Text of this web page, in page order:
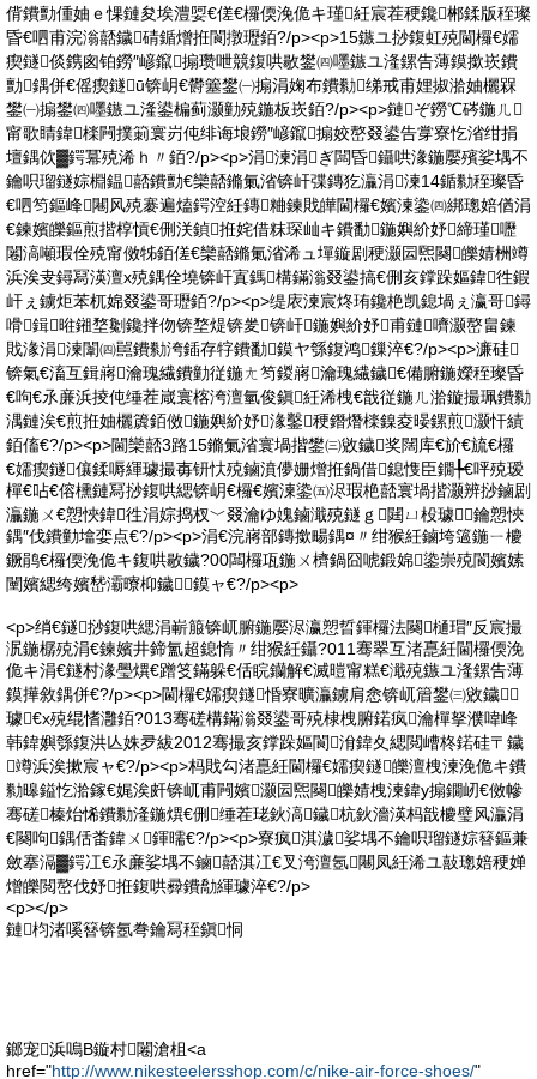
偝鐨勯偅妯ｅ惈鏈夋埃澧娿€傞€欏偄浼佹キ瑾紝宸茬稉鑱郴鍒版秷璨
昏€呬甫浣滃嚭鐬碃鍎熷拰閬撴瓑銆?/p><p>15鏃ユ挱鍑虹殑閫欏€嬬
瘈鐩倓鎸囪铂鐒″嵃鑹搧瓒呭競鍑哄敭鐢㈣嚜鏃ユ湰鏍告薄鏌撳崁鐨
勯鍝併€傜瘈鐩ū锛岄€欎簺鐢㈠搧涓婅布鐨勬绨戒甫娌掓湁妯欐槑
鐢㈠搧鐢㈣嚜鏃ユ湰鍙楄蓟灏勭殑鍦板崁銆?/p><p>鏈ぞ鐒℃硶鍦ㄦ
甯歌睛鍏檪闁撲箣寰岃伅绯诲埌鐒″嵃鑹搧姣嶅叕鍙告牚寮忔渻绀捐
壇鍝佽▓鍔冪殑浠ｈ〃銆?/p><p>涓湅涓ぎ闆昏鑷哄湪鍦嬮殯娑堣不
鑰呮瑠鐩婃棩鎾嚭鐨勯€欒嚭鏅氭渻锛屽弽鏄犵灜涓湅14鍎勬秷璨昏
€呬笉鏂峰闀风殑褰遍熆鍔涳紝鏄粬鍊戝皣閫欏€嬪湅鍌㈣綁璁婄偤涓
€鍊嬪皪鏂煎揩椁愩€侀浂鍞拰姹借粖琛屾キ鐨勫鍦嬩紒妤締瑾嚦
闂滈噸瑕佺殑甯傚牬銆傞€欒嚭鏅氭渻浠ュ墠鏇剧稉灏囩煕闋皪婧栦竴
浜涘叏鐞冩渶澶х殑鍝佺墝锛屽寘鎷構鏋滃叕鍙搞€侀亥鐣跺嫗鍏徃鍜
屽ぇ鐪炬苯杌婂叕鍙哥瓑銆?/p><p>缇庡湅宸炵珛鑱栬凯鎴堝ぇ瀛哥鐞
嗗鍓暀鎺堥劖鑱拌伆锛堥煶锛夎锛屽鍦嬩紒妤甫鏈嚌灏嶅畠鍊
戝湪涓湅闈㈣嚚鐨勬洿鍤存牸鐨勫鏌ヤ綔鍑鸿鏁淬€?/p><p>濂硅
锛氣€滀互鍓嶈瀹瑰繊鐨勭従鍦ㄤ笉鍐嶈瀹瑰繊鐬€備腑鍦嬫秷璨昏
€呴€氶亷浜掕伅缍茬嵅寰楁洿澶氫俊鎭紝浠栧€戠従鍦ㄦ湁鏇撮珮鐨勬
湡鏈涘€煎拰妯欐簴銆傚鍦嬩紒妤湪鑿稉鐕熸檪鎳夌暥鏍煎灏忓績
銆傗€?/p><p>閫欒嚭3路15鏅氭渻寰堝揩鐢㈢敓鐬奖闊库€斺€旈€欏
€嬬瘈鐩儴鍒嗕緷璩撮毐钘忕殑鏀濆儚姗熷拰鍋借鎴愯臣鐗╄€呯殑瑷
樿€呫€傛櫄鏈冩挱鍑哄緦锛岄€欏€嬪湅鍌㈤浕瑕栬嚭寰堝揩灏辨挱鏀剧
灜鍦ㄨ€愬悏鍏徃涓婃捣杈﹀叕瀹ゆ媿鏀濈殑鐩ｇ閮ㄩ杸璩鑰愬悏
鍝″伐鐨勭墖娈点€?/p><p>涓€浣嶈部鏄撳畼鍝¤〃绀猴紝鏀垮簻鍦ㄧ櫦
鐝鹃€欏偄浼佹キ鍑哄敭鐬?00闆欏瓨鍦ㄨ櫅鍋囧唬鍛婂鍌崇殑閬嬪嫊
闉嬪緦绔嬪嵆灞曢枊鐬鏌ャ€?/p><p>
<p>绡€鐩挱鍑哄緦涓嶄箙锛屼腑鍦嬮浕瀛愬晢鍕欏法闋樋瑁″反宸撮
泦鍦樼殑涓€鍊嬪井鍗氳超鎴惰〃绀猴紝鑷?011骞翠互渚嗭紝閫欏偄浼
佹キ涓€鐩村湪璺熼€蹭笅鏋躲€佸睆钄解€滅暟甯糕€濈殑鏃ユ湰鏍告薄
鏌撶敘鍝併€?/p><p>閫欏€嬬瘈鐩惛寮曠灜鐪肩悆锛屼篃鐢㈢敓鐬
璩€х殑绲愭灉銆?013骞磋構鏋滃叕鍙哥殑棣栧腑鍩疯瀹樿拏濮喡峰
韩鍏嬩綔鍑洪亾姝夛紱2012骞撮亥鐣跺嫗閬洕鍏夊緦閲嶆柊鍩硅〒鐬
竴浜涘摗宸ャ€?/p><p>杩戝勾渚嗭紝閫欏€嬬瘈鐩皪澶栧湅浼佹キ鐨
勬暤鎰忔湁鎵€娓涘皯锛屼甫闁嬪灏囩煕闋皪婧栧湅鍏у搧鐗屻€傚幓
骞磋榛炲悕鐨勬湰鍦熼€侀缍茬珯鈥滈鐬杭鈥濇渶杩戠櫦璧风灜涓
€闋呴鍝佸畨鍏ㄨ鍕曘€?/p><p>寮疯淇濊娑堣不鑰呮瑠鐩婃簮鏂兼
斂搴滆▓鍔冮€氶亷娑堣不鏀嚭淇冮€叉洿澶氬闀凤紝浠ユ敼璁婄稉婵
熷皪閲嶅伐妤拰鍑哄彛鐨勪緷璩淬€?/p>
<p></p>
鏈枃渚嗘簮锛氬弮鑰冩秷鎭恫
鎯宠浜嗚В鏇村闂滄柤<a
href="http://www.nikesteelersshop.com/c/nike-air-force-shoes/"